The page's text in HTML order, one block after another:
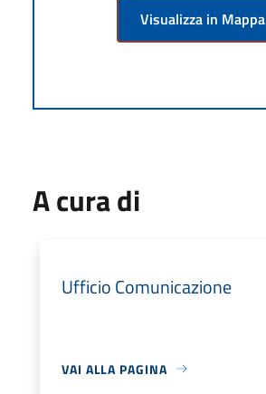
Visualizza in Mappa
A cura di
Ufficio Comunicazione
VAI ALLA PAGINA